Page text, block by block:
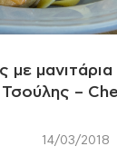
με
Τσούλης –
14/03/2018